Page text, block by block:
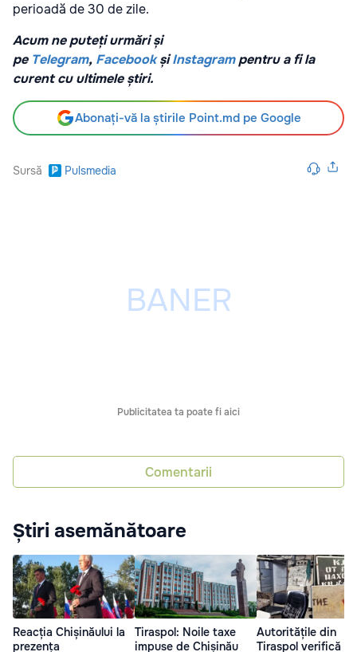
perioadă de 30 de zile.
Acum ne puteți urmări și
pe Telegram, Facebook șiInstagrampentru a fi la
curent cu ultimele știri.
Abonați-vă la știrile Point.md pe Google
Sursă Pulsmedia
Publicitatea ta poate fi aici
Comentarii
Știri asemănătoare
Reacția Chișinăului la
prezența
Tiraspol: Noile taxe
impuse de Chișinău
Autoritățile din
Tiraspol verifică